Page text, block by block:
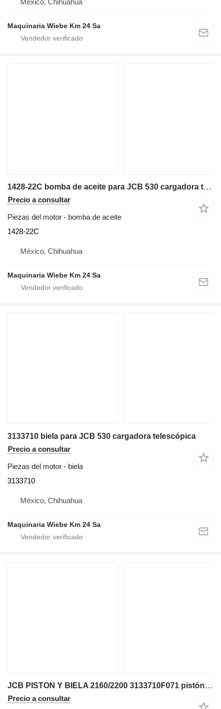
México, Chihuahua
Maquinaria Wiebe Km 24 Sa
1428-22C bomba de aceite para JCB 530 cargadora telescópica
Precio a consultar
Piezas del motor - bomba de aceite
1428-22C
México, Chihuahua
Maquinaria Wiebe Km 24 Sa
3133710 biela para JCB 530 cargadora telescópica
Precio a consultar
Piezas del motor - biela
3133710
México, Chihuahua
Maquinaria Wiebe Km 24 Sa
JCB PISTON Y BIELA 2160/2200 3133710F071 pistón para JCB cargadora telescópica
Precio a consultar